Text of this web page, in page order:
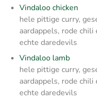
Vindaloo chicken
hele pittige curry,
aardappels, rode chili
echte daredevils
Vindaloo lamb
hele pittige curry,
aardappels, rode chili
echte daredevils